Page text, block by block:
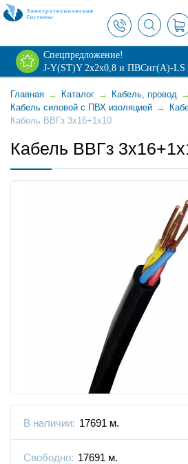
Спецпредложение!
J-Y(ST)Y 2х2х0,8 и ПВСнг(А)-LS
Главная → Каталог → Кабель, провод →
Кабель силовой с ПВХ изоляцией →
Кабель ВВГз 3x16+1x10
Кабель ВВГз
В наличии: 17691 м.
Свободно: 17691 м.